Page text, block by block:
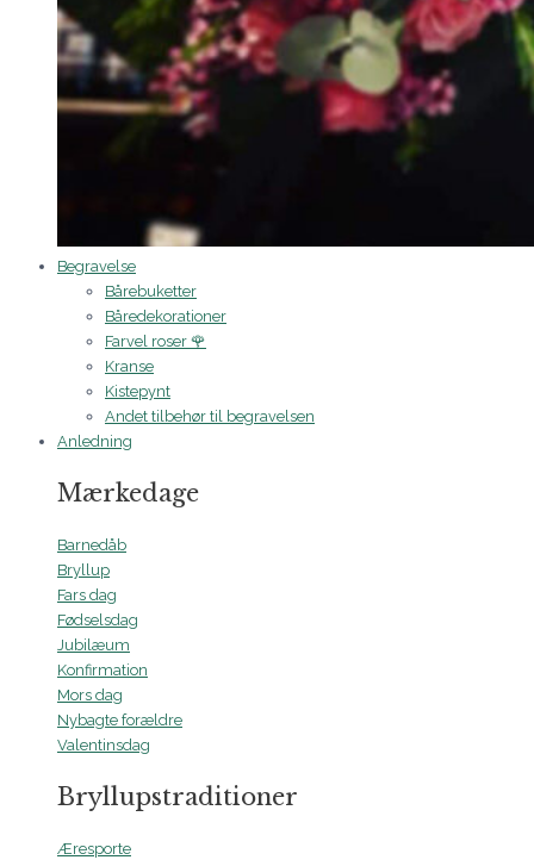
Begravelse
Bårebuketter
Båredekorationer
Farvel roser 🌹
Kranse
Kistepynt
Andet tilbehør til begravelsen
Anledning
Mærkedage
Barnedåb
Bryllup
Fars dag
Fødselsdag
Jubilæum
Konfirmation
Mors dag
Nybagte forældre
Valentinsdag
Bryllupstraditioner
Æresporte